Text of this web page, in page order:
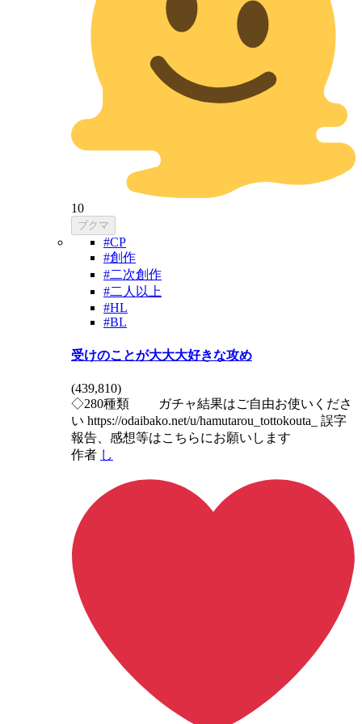
10
ブクマ
#CP
#創作
#二次創作
#二人以上
#HL
#BL
受けのことが大大大好きな攻め
(439,810)
◇280種類 ガチャ結果はご自由お使いくださ
い https://odaibako.net/u/hamutarou_tottokouta_ 誤字
報告、感想等はこちらにお願いします
作者 し